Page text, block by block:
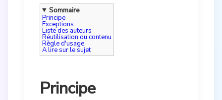
Sommaire
Principe
Exceptions
Liste des auteurs
Réutilisation du contenu
Règle d'usage
A lire sur le sujet
Principe